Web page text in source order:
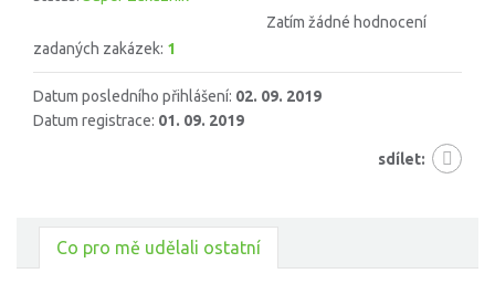
Zatím žádné hodnocení
zadaných zakázek: 1
Datum posledního přihlášení: 02. 09. 2019
Datum registrace: 01. 09. 2019
sdílet:
Co pro mě udělali ostatní